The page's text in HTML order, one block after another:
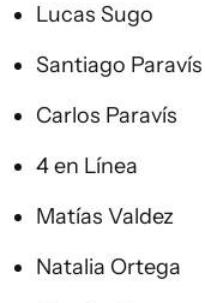
Lucas Sugo
Santiago Paravís
Carlos Paravís
4 en Línea
Matías Valdez
Natalia Ortega